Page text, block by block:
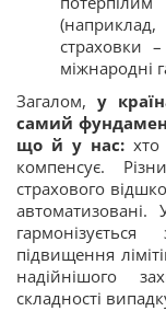
страховки
міжнародні
Загалом, у
самий
що й у нас:
компенсує.
страхового
автоматизовані.
підвищення
надійнішого
складності